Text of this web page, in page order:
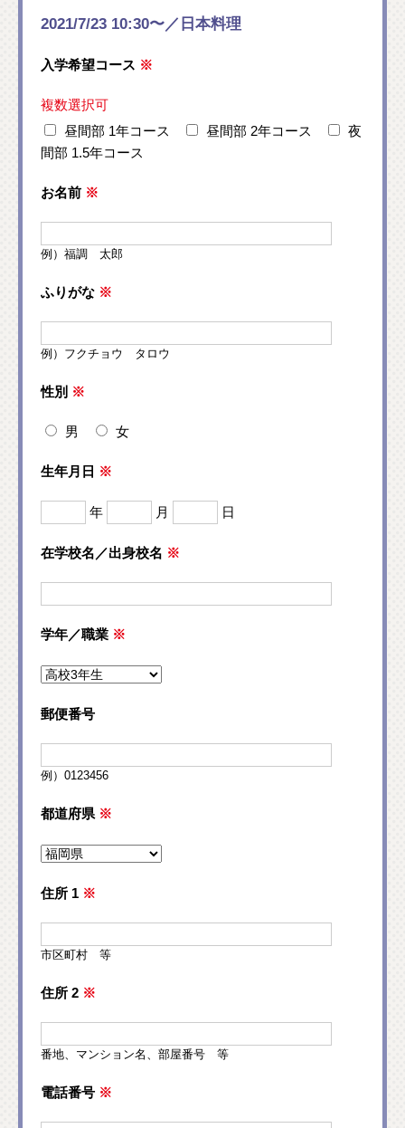
2021/7/23 10:30〜／日本料理
入学希望コース ※
複数選択可
昼間部 1年コース
昼間部 2年コース
夜
間部 1.5年コース
お名前 ※
例）福調 太郎
ふりがな ※
例）フクチョウ タロウ
性別 ※
男 女
生年月日 ※
年 月 日
在学校名／出身校名 ※
学年／職業 ※
郵便番号
例）0123456
都道府県 ※
住所 1 ※
市区町村 等
住所 2 ※
番地、マンション名、部屋番号 等
電話番号 ※